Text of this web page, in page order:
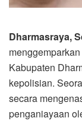
Dharmasraya,
Kabupaten
kepolisian.
secara
penganiayaan